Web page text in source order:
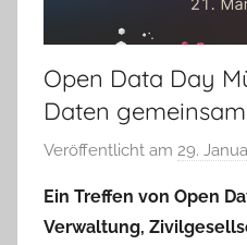
Open Data Day
Daten
Veröffentlicht am 29.
Ein Treffen von Open
Verwaltung,